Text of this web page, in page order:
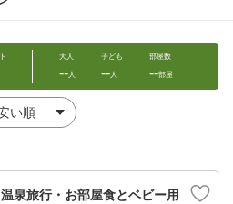
大人
--人
子ども
--人
部屋数
--部屋
泉旅行・お部屋食とベビー用